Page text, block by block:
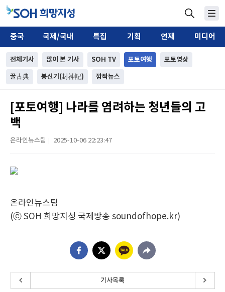
중국 국제/국내 특집 기획 연재 미디어
전체기사 많이 본 기사 SOH TV 포토여행 포토영상
꿀古典 봉신기(封神記) 깜짝뉴스
[포토여행] 나라를 염려하는 청년들의 고
백
온라인뉴스팀 2025-10-06 22:23:47
온라인뉴스팀
(ⓒ SOH 희망지성 국제방송 soundofhope.kr)
기사목록